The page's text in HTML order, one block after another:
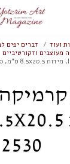
ועוד
דברים יפים
מעוצבים ודקורטיביים
2530